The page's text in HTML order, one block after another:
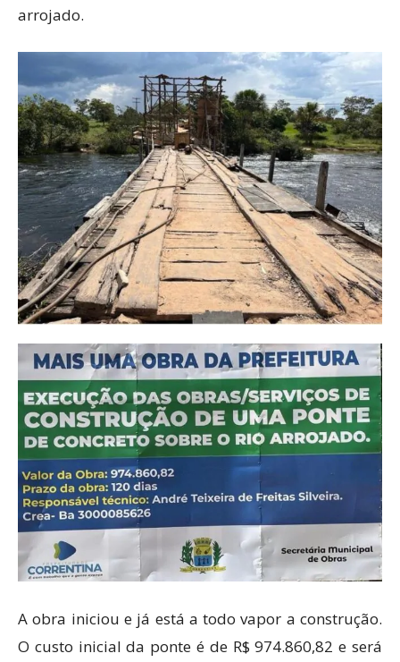
arrojado.
A obra iniciou e já está a todo vapor a construção.
O custo inicial da ponte é de R$ 974.860,82 e será